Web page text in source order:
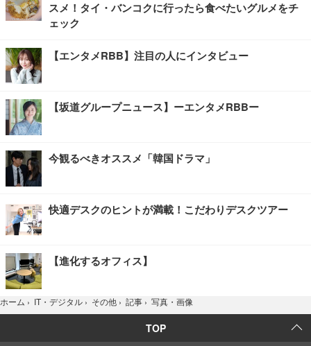
スメ！タイ・バンコクに行ったら食べたいグルメをチ
ェック
【エンタメRBB】注目の人にインタビュー
【坂道グループニュース】ーエンタメRBBー
今観るべきオススメ「韓国ドラマ」
快適デスクのヒントが満載！こだわりデスクツアー
【進化するオフィス】
ホーム › IT・デジタル › その他 › 記事 › 写真・画像
TOP